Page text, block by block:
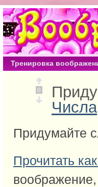
Тренировка
0
Числа
Придумайте
Прочитать